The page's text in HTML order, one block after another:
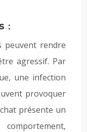
:
peuvent rendre
agressif. Par
une infection
provoquer
présente un